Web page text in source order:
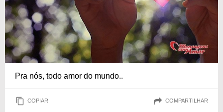
Pra nós, todo amor do mundo..
COPIAR COMPARTILHAR